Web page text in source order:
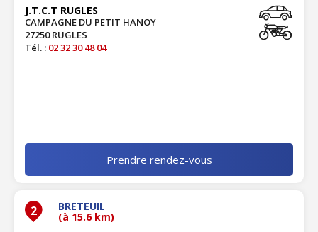
J.T.C.T RUGLES
CAMPAGNE DU PETIT HANOY
27250 RUGLES
Tél. : 02 32 30 48 04
Prendre rendez-vous
2 BRETEUIL
(à 15.6 km)